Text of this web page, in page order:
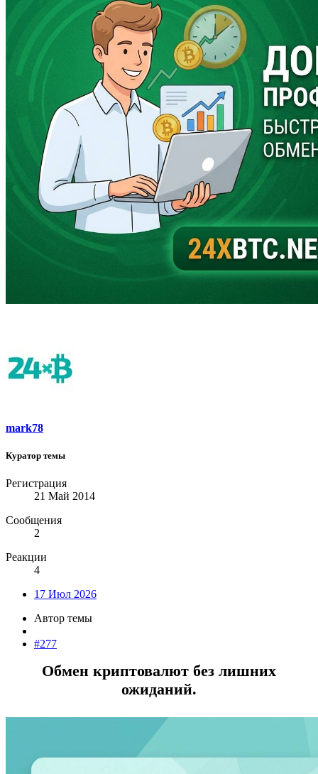
mark78
Куратор темы
Регистрация
21 Май 2014
Сообщения
2
Реакции
4
17 Июл 2026
Автор темы
#277
Обмен криптовалют без лишних
ожиданий.